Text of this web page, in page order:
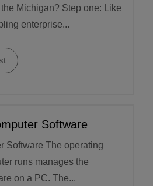
Michigan? Step one: Like
enterprise...
Software
Software The operating
runs manages the
on a PC. The...